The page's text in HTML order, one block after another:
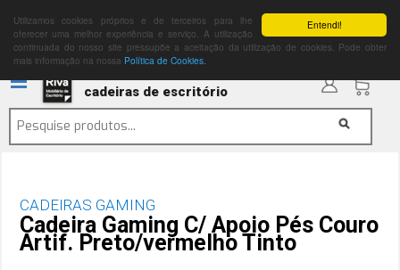
Entendi!
Utilizamos cookies próprios e de terceiros para lhe
oferecer uma melhor experiência e serviço. A utilização
continuada do nosso site pressupõe a aceitação da utilização de cookies. Pode obter
mais informação na nossa Política de Cookies.
cadeiras de escritório
CADEIRAS GAMING
Cadeira Gaming C/ Apoio Pés Couro
Artif. Preto/vermelho Tinto